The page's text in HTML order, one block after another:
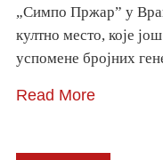
„Симпо Пржар” у
култно место, које
успомене бројних
Read More